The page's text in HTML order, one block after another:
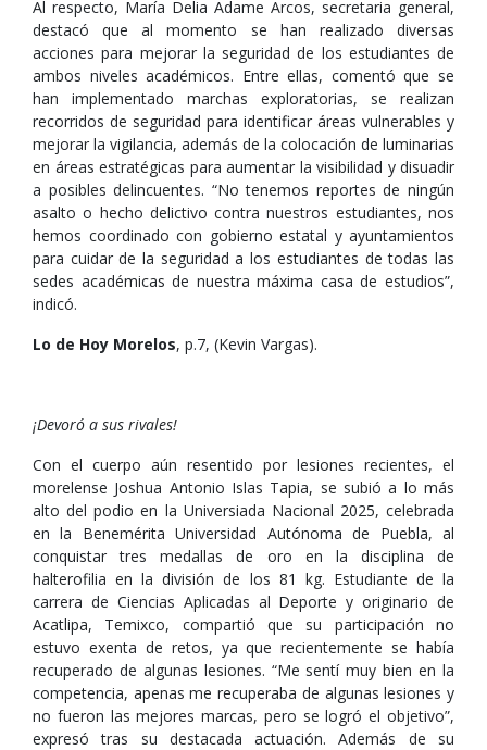
Al respecto, María Delia Adame Arcos, secretaria general,
destacó que al momento se han realizado diversas
acciones para mejorar la seguridad de los estudiantes de
ambos niveles académicos. Entre ellas, comentó que se
han implementado marchas exploratorias, se realizan
recorridos de seguridad para identificar áreas vulnerables y
mejorar la vigilancia, además de la colocación de luminarias
en áreas estratégicas para aumentar la visibilidad y disuadir
a posibles delincuentes. “No tenemos reportes de ningún
asalto o hecho delictivo contra nuestros estudiantes, nos
hemos coordinado con gobierno estatal y ayuntamientos
para cuidar de la seguridad a los estudiantes de todas las
sedes académicas de nuestra máxima casa de estudios”,
indicó.
Lo de Hoy Morelos, p.7, (Kevin Vargas).
¡Devoró a sus rivales!
Con el cuerpo aún resentido por lesiones recientes, el
morelense Joshua Antonio Islas Tapia, se subió a lo más
alto del podio en la Universiada Nacional 2025, celebrada
en la Benemérita Universidad Autónoma de Puebla, al
conquistar tres medallas de oro en la disciplina de
halterofilia en la división de los 81 kg. Estudiante de la
carrera de Ciencias Aplicadas al Deporte y originario de
Acatlipa, Temixco, compartió que su participación no
estuvo exenta de retos, ya que recientemente se había
recuperado de algunas lesiones. “Me sentí muy bien en la
competencia, apenas me recuperaba de algunas lesiones y
no fueron las mejores marcas, pero se logró el objetivo”,
expresó tras su destacada actuación. Además de su